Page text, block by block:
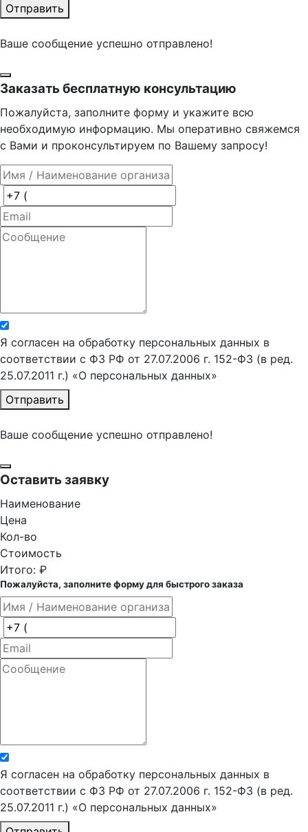
Отправить
Ваше сообщение успешно отправлено!
Заказать бесплатную консультацию
Пожалуйста, заполните форму и укажите всю
необходимую информацию. Мы оперативно свяжемся
с Вами и проконсультируем по Вашему запросу!
Я согласен на обработку персональных данных в
соответствии с ФЗ РФ от 27.07.2006 г. 152-ФЗ (в ред.
25.07.2011 г.) «О персональных данных»
Отправить
Ваше сообщение успешно отправлено!
Оставить заявку
Наименование
Цена
Кол-во
Стоимость
Итого: ₽
Пожалуйста, заполните форму для быстрого заказа
Я согласен на обработку персональных данных в
соответствии с ФЗ РФ от 27.07.2006 г. 152-ФЗ (в ред.
25.07.2011 г.) «О персональных данных»